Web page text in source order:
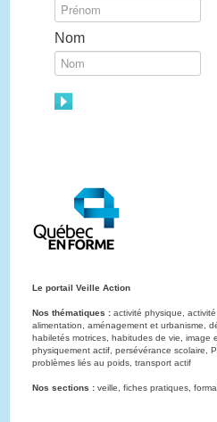
Nom
Le portail Veille Action
Nos thématiques : activité physique,
alimentation, aménagement et urbanisme,
habiletés motrices, habitudes de vie, image
physiquement actif, persévérance scolaire,
problèmes liés au poids, transport actif
Nos sections : veille, fiches pratiques,